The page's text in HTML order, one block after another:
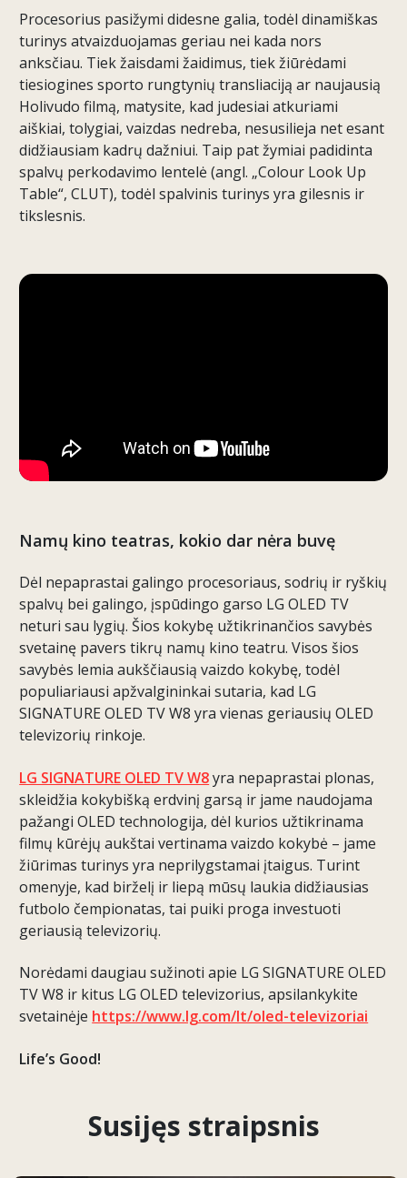
Procesorius pasižymi didesne galia, todėl dinamiškas
turinys atvaizduojamas geriau nei kada nors
anksčiau. Tiek žaisdami žaidimus, tiek žiūrėdami
tiesiogines sporto rungtynių transliaciją ar naujausią
Holivudo filmą, matysite, kad judesiai atkuriami
aiškiai, tolygiai, vaizdas nedreba, nesusilieja net esant
didžiausiam kadrų dažniui. Taip pat žymiai padidinta
spalvų perkodavimo lentelė (angl. „Colour Look Up
Table“, CLUT), todėl spalvinis turinys yra gilesnis ir
tikslesnis.
Namų kino teatras, kokio dar nėra buvę
Dėl nepaprastai galingo procesoriaus, sodrių ir ryškių
spalvų bei galingo, įspūdingo garso LG OLED TV
neturi sau lygių. Šios kokybę užtikrinančios savybės
svetainę pavers tikrų namų kino teatru. Visos šios
savybės lemia aukščiausią vaizdo kokybę, todėl
populiariausi apžvalgininkai sutaria, kad LG
SIGNATURE OLED TV W8 yra vienas geriausių OLED
televizorių rinkoje.
LG SIGNATURE OLED TV W8yra nepaprastai plonas,
skleidžia kokybišką erdvinį garsą ir jame naudojama
pažangi OLED technologija, dėl kurios užtikrinama
filmų kūrėjų aukštai vertinama vaizdo kokybė – jame
žiūrimas turinys yra neprilygstamai įtaigus. Turint
omenyje, kad birželį ir liepą mūsų laukia didžiausias
futbolo čempionatas, tai puiki proga investuoti
geriausią televizorių.
Norėdami daugiau sužinoti apie LG SIGNATURE OLED
TV W8 ir kitus LG OLED televizorius, apsilankykite
svetainėje https://www.lg.com/lt/oled-televizoriai
Life’s Good!
Susijęs straipsnis